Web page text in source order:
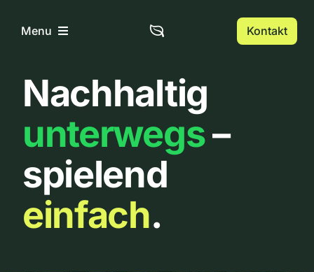
InhaltMenu
Home
Über uns
Urbanlist
Kontakt
Nachhaltig
unterwegs–
spielend
einfach.